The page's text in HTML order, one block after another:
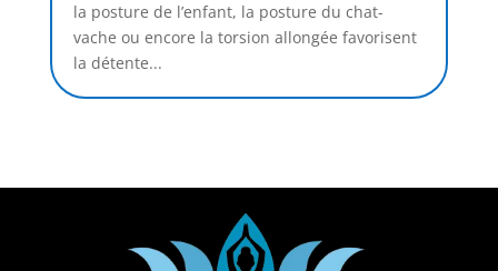
la posture de l’enfant, la posture du chat-
vache ou encore la torsion allongée favorisent
la détente...